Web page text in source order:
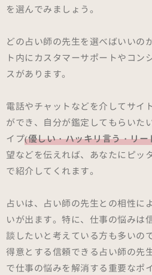
を選んでみましょう。
どの占い師の先生を選べばいいの
ト内にカスタマーサポートやコン
スがあります。
電話やチャットなどを介してサイ
ができ、自分が鑑定してもらいた
イプ(優しい・ハッキリ言う・リ
望などを伝えれば、あなたにピッ
で紹介してくれます。
占いは、占い師の先生との相性に
いが出ます。特に、仕事の悩みは
談したいと考えている方も多いの
得意とする信頼できる占い師の先
で仕事の悩みを解消する重要なポ